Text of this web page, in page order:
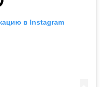
в Instagram